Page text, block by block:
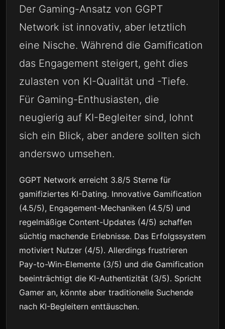
Der Gaming-Ansatz von GGPT
Network ist innovativ, aber letztlich
eine Nische. Während die Gamification
das Engagement steigert, geht dies
zulasten von KI-Qualität und -Tiefe.
Für Gaming-Enthusiasten, die
neugierig auf KI-Begleiter sind, lohnt
sich ein Blick, aber andere sollten sich
anderswo umsehen.
GGPT Network erreicht 3.8/5 Sterne für
gamifiziertes KI-Dating. Innovative Gamification
(4.5/5), Engagement-Mechaniken (4.5/5) und
regelmäßige Content-Updates (4/5) schaffen
süchtig machende Erlebnisse. Das Erfolgssystem
motiviert Nutzer (4/5). Allerdings frustrieren
Pay-to-Win-Elemente (3/5) und die Gamification
beeinträchtigt die KI-Authentizität (3/5). Spricht
Gamer an, könnte aber traditionelle Suchende
nach KI-Begleitern enttäuschen.